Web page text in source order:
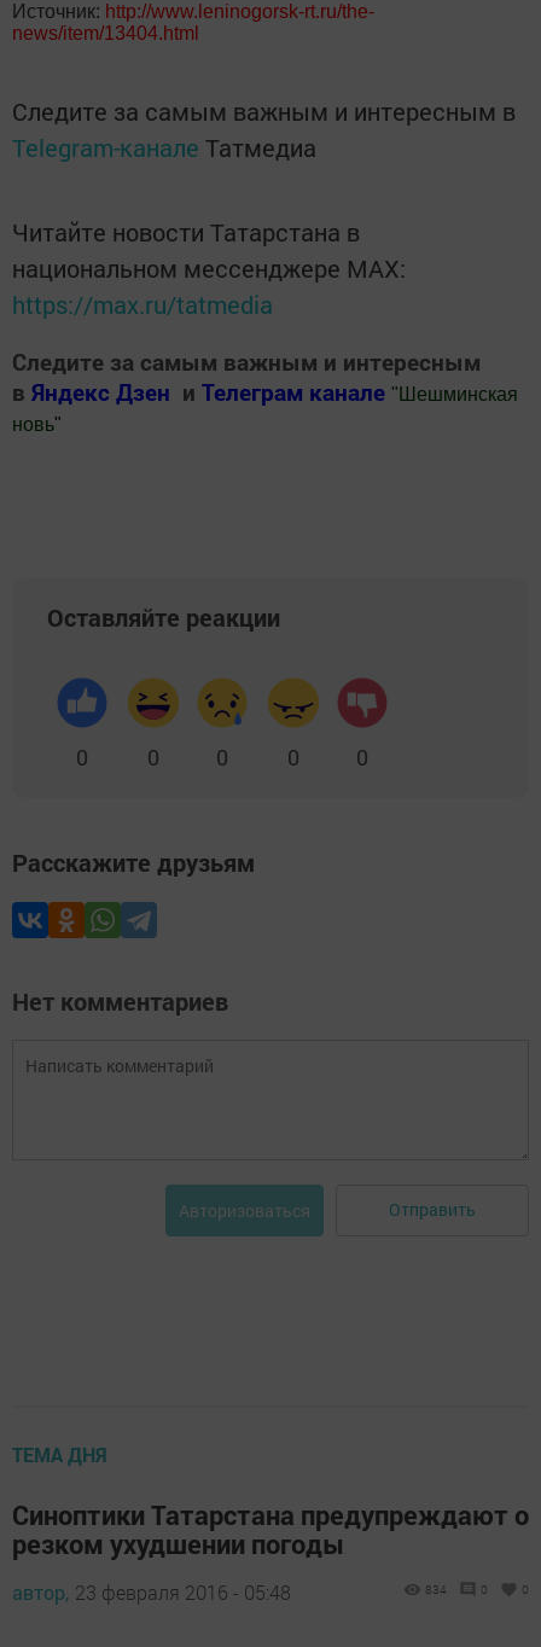
Источник: http://www.leninogorsk-rt.ru/the-
news/item/13404.html
Следите за самым важным и интересным в
Telegram-канале Татмедиа
Читайте новости Татарстана в
национальном мессенджере MАХ:
https://max.ru/tatmedia
Следите за самым важным и интересным
в Яндекс Дзен и Телеграм канале " Шешминская
новь"
Оставляйте реакции
0 0 0 0 0
Расскажите друзьям
Нет комментариев
Авторизоваться Отправить
ТЕМА ДНЯ
Синоптики Татарстана предупреждают о
резком ухудшении погоды
автор, 23 февраля 2016 - 05:48 834 0 0